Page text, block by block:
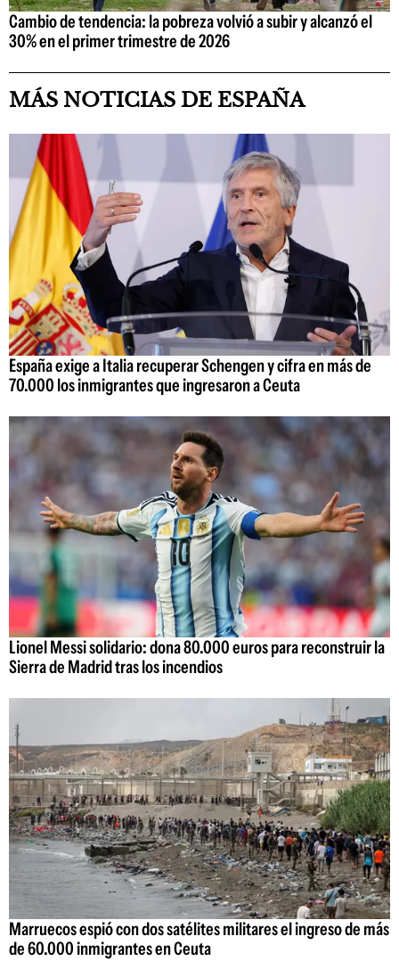
Cambio de tendencia: la pobreza volvió a subir y alcanzó el
30% en el primer trimestre de 2026
MÁS NOTICIAS DE ESPAÑA
España exige a Italia recuperar Schengen y cifra en más de
70.000 los inmigrantes que ingresaron a Ceuta
Lionel Messi solidario: dona 80.000 euros para reconstruir la
Sierra de Madrid tras los incendios
Marruecos espió con dos satélites militares el ingreso de más
de 60.000 inmigrantes en Ceuta